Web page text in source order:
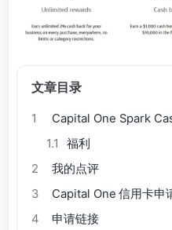
文章目录
1
Capital One Spark
1.1
福利
2
我的点评
3
Capital One 信用卡申
4
申请链接